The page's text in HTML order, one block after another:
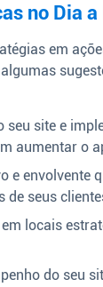
no Dia a
em
seu site e
aumentar o
e envolvente
de seus
locais
do seu